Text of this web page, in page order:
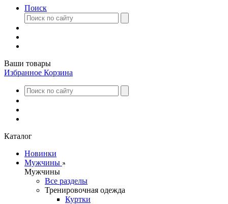
Поиск
Ваши товары
Избранное Корзина
Каталог
Новинки
Мужчины
Мужчины
Все разделы
Тренировочная одежда
Куртки